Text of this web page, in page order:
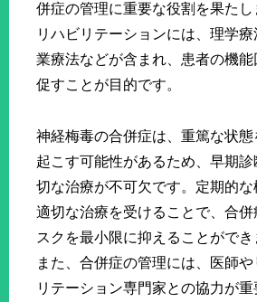
併症の管理に重要な役割を果たし
リハビリテーションには、理学
業療法などが含まれ、患者の機能
促すことが目的です。
神経梅毒の合併症は、重篤な状態
起こす可能性があるため、早期診
切な治療が不可欠です。定期的な
適切な治療を受けることで、合併
スクを最小限に抑えることができ
また、合併症の管理には、医師
リテーション専門家との協力が重